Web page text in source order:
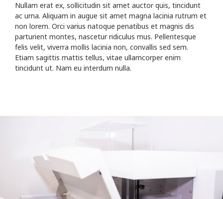
Nullam erat ex, sollicitudin sit amet auctor quis, tincidunt
ac urna. Aliquam in augue sit amet magna lacinia rutrum et
non lorem. Orci varius natoque penatibus et magnis dis
parturient montes, nascetur ridiculus mus. Pellentesque
felis velit, viverra mollis lacinia non, convallis sed sem.
Etiam sagittis mattis tellus, vitae ullamcorper enim
tincidunt ut. Nam eu interdum nulla.